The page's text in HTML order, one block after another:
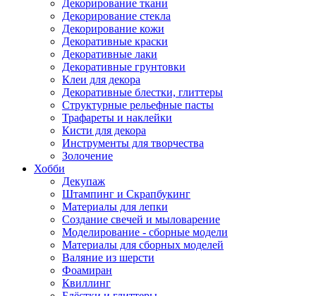
Декорирование ткани
Декорирование стекла
Декорирование кожи
Декоративные краски
Декоративные лаки
Декоративные грунтовки
Клеи для декора
Декоративные блестки, глиттеры
Структурные рельефные пасты
Трафареты и наклейки
Кисти для декора
Инструменты для творчества
Золочение
Хобби
Декупаж
Штампинг и Скрапбукинг
Материалы для лепки
Создание свечей и мыловарение
Моделирование - сборные модели
Материалы для сборных моделей
Валяние из шерсти
Фоамиран
Квиллинг